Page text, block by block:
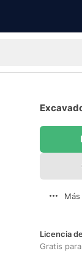
Licencia
Gratis